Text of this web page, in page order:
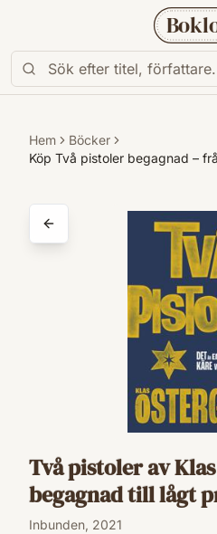
Hem
Böcker
Köp Två pistoler begagnad –
Två pistoler av
begagnad till lågt
Inbunden, 2021